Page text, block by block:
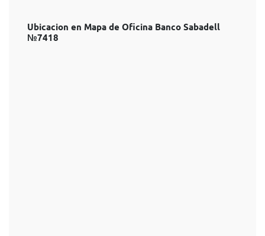
Ubicacion en Mapa de Oficina Banco Sabadell
№7418